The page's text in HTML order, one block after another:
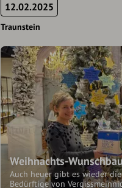
12.02.2025
Traunstein
Weihnachts-
Auch heuer gibt es wieder
Bedürftige von